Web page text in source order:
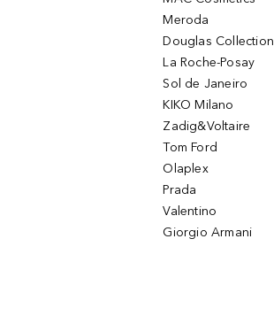
Meroda
Douglas Collection
La Roche-Posay
Sol de Janeiro
KIKO Milano
Zadig&Voltaire
Tom Ford
Olaplex
Prada
Valentino
Giorgio Armani